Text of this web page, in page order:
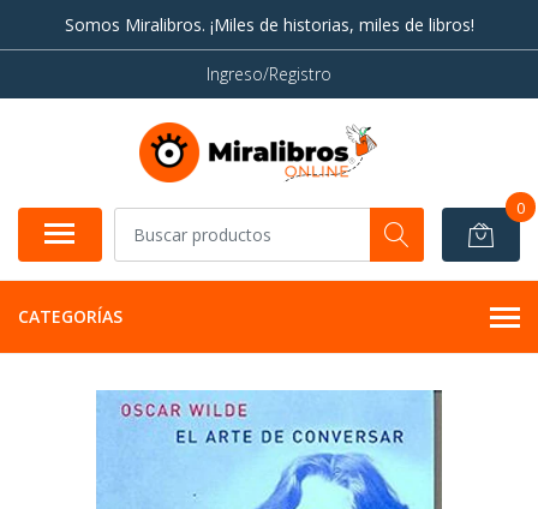
Somos Miralibros. ¡Miles de historias, miles de libros!
Ingreso/Registro
0
CATEGORÍAS